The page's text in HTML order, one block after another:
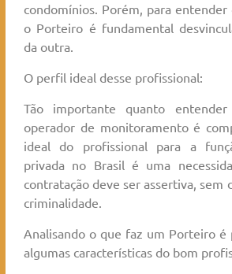
condomínios. Porém, para
o Porteiro é fundamental
da outra.
O perfil ideal desse profissional:
Tão importante quanto
operador de monitoramento é
ideal do profissional para a
privada no Brasil é uma
contratação deve ser assertiva, sem
criminalidade.
Analisando o que faz um Porteiro é
algumas características do bom